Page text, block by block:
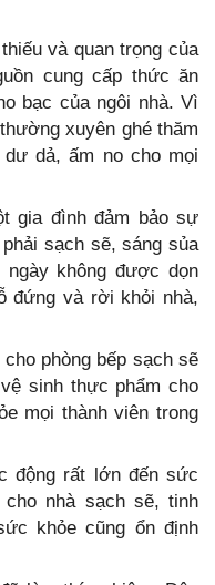
và quan trọng của
cung cấp thức ăn
bạc của ngôi nhà. Vì
xuyên ghé thăm
dả, ấm no cho mọi
gia đình đảm bảo sự
sạch sẽ, sáng sủa
không được dọn
đứng và rời khỏi nhà,
phòng bếp sạch sẽ
sinh thực phẩm cho
mọi thành viên trong
động rất lớn đến sức
nhà sạch sẽ, tinh
khỏe cũng ổn định